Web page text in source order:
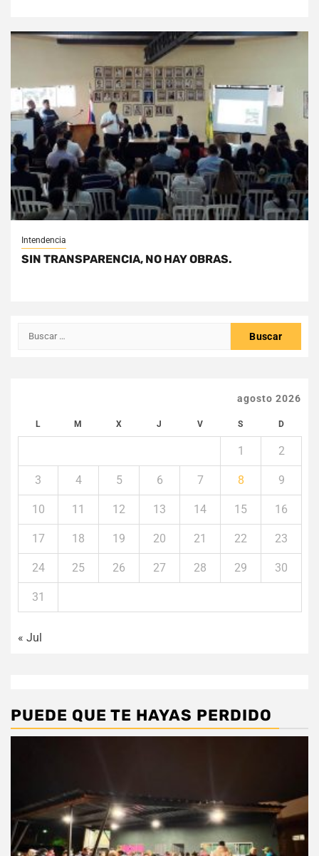
Intendencia
SIN TRANSPARENCIA, NO HAY OBRAS.
Buscar:
agosto 2026
L M X J V S D
1 2
3 4 5 6 7 8 9
10 11 12 13 14 15 16
17 18 19 20 21 22 23
24 25 26 27 28 29 30
31
« Jul
PUEDE QUE TE HAYAS PERDIDO